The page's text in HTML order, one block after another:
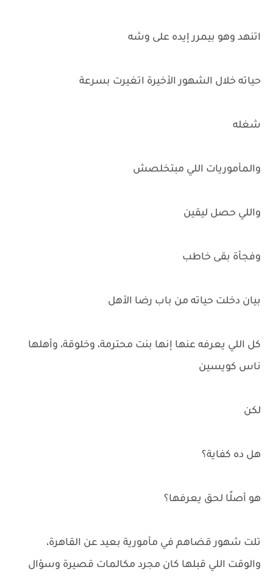
اتنهد وهو بيمرر إيده على وشه
حياته خلال الشهور الأخيرة اتغيرت بسرعة
شغله
والمأموريات اللي مبتخلصش
واللي حصل ليقين
وفجأة بقى خاطب
بيان دخلت حياته من باب رضا الأهل
كل اللي يعرفه عنها إنها بنت محترمة، وخلوقة، وأهلها
ناس كويسين
لكن
هل ده كفاية؟
هو أصلًا لحق يعرفها؟
تلت شهور قضاهم في مأمورية بعيد عن القاهرة،
والوقت اللي قبلها كان مجرد مكالمات قصيرة وسؤال